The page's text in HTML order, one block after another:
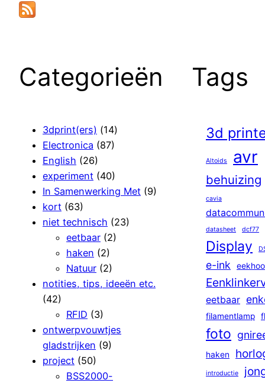
Categorieën
3dprint(ers) (14)
Electronica (87)
English (26)
experiment (40)
In Samenwerking Met (9)
kort (63)
niet technisch (23)
eetbaar (2)
haken (2)
Natuur (2)
notities, tips, ideeën etc.
(42)
RFID (3)
ontwerpvouwtjes
gladstrijken (9)
project (50)
BSS2000-
Tags
3d
Altoids avr
behuizing
cavia
datasheet dcf77
Display
e-ink
eetbaar
filamentlamp
foto
haken
introductie